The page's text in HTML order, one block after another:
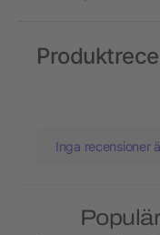
Inga recensioner